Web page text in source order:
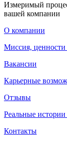
Измеримый
вашей компании
О компании
Миссия,
Вакансии
Карьерные
Отзывы
Реальные
Контакты